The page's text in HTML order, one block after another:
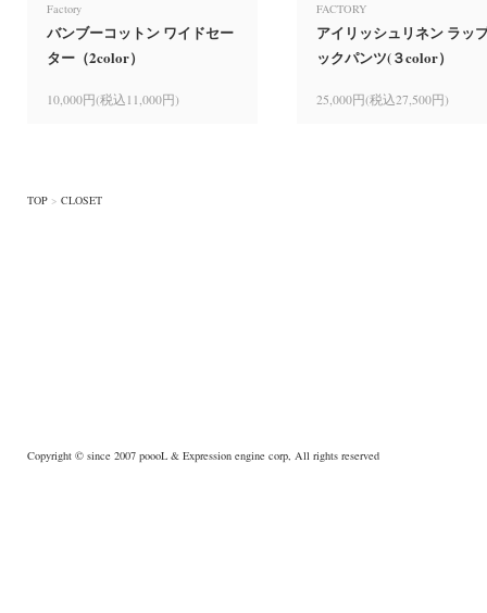
Factory
バンブーコットン ワイドセー
ター（2color）
10,000円(税込11,000円)
FACTORY
アイリッシュリネン ラッ
ックパンツ(３color）
25,000円(税込27,500円)
TOP > CLOSET
Copyright © since 2007 poooL & Expression engine corp, All rights reserved